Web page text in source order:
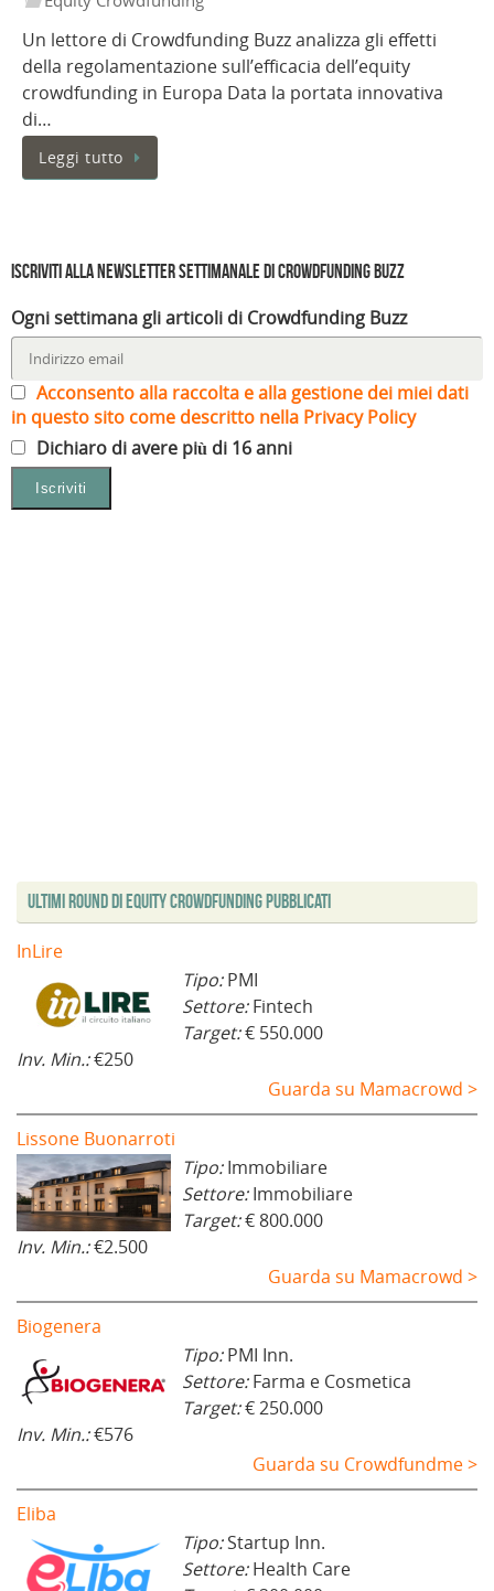
Un lettore di Crowdfunding Buzz analizza gli effetti
della regolamentazione sull’efficacia dell’equity
crowdfunding in Europa Data la portata innovativa
di…
Leggi tutto
Iscriviti alla Newsletter settimanale di Crowdfunding Buzz
Ogni settimana gli articoli di Crowdfunding Buzz
Acconsento alla raccolta e alla gestione dei miei dati
in questo sito come descritto nella Privacy Policy
Dichiaro di avere più di 16 anni
Ultimi Round di Equity Crowdfunding Pubblicati
InLire
Tipo:PMI
Settore:Fintech
Target:€ 550.000
Inv. Min.:€250
Guarda su Mamacrowd >
Lissone Buonarroti
Tipo:Immobiliare
Settore:Immobiliare
Target:€ 800.000
Inv. Min.:€2.500
Guarda su Mamacrowd >
Biogenera
Tipo:PMI Inn.
Settore:Farma e Cosmetica
Target:€ 250.000
Inv. Min.:€576
Guarda su Crowdfundme >
Eliba
Tipo:Startup Inn.
Settore:Health Care